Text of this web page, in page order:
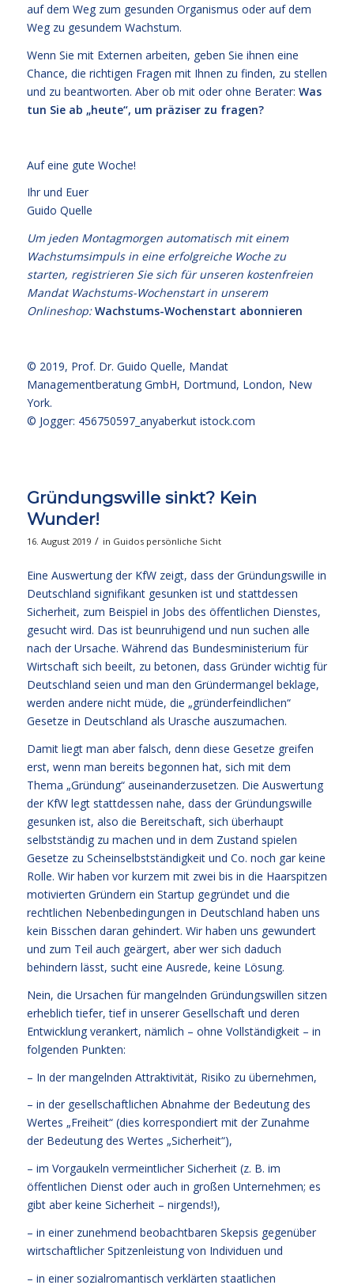
auf dem Weg zum gesunden Organismus oder auf dem
Weg zu gesundem Wachstum.
Wenn Sie mit Externen arbeiten, geben Sie ihnen eine
Chance, die richtigen Fragen mit Ihnen zu finden, zu stellen
und zu beantworten. Aber ob mit oder ohne Berater: Was
tun Sie ab „heute“, um präziser zu fragen?
Auf eine gute Woche!
Ihr und Euer
Guido Quelle
Um jeden Montagmorgen automatisch mit einem
Wachstumsimpuls in eine erfolgreiche Woche zu
starten, registrieren Sie sich für unseren kostenfreien
Mandat Wachstums-Wochenstart in unserem
Onlineshop:Wachstums-Wochenstart abonnieren
© 2019, Prof. Dr. Guido Quelle, Mandat
Managementberatung GmbH, Dortmund, London, New
York.
© Jogger: 456750597_anyaberkut istock.com
Gründungswille sinkt? Kein
Wunder!
16. August 2019 / in Guidos persönliche Sicht
Eine Auswertung der KfW zeigt, dass der Gründungswille in
Deutschland signifikant gesunken ist und stattdessen
Sicherheit, zum Beispiel in Jobs des öffentlichen Dienstes,
gesucht wird. Das ist beunruhigend und nun suchen alle
nach der Ursache. Während das Bundesministerium für
Wirtschaft sich beeilt, zu betonen, dass Gründer wichtig für
Deutschland seien und man den Gründermangel beklage,
werden andere nicht müde, die „gründerfeindlichen“
Gesetze in Deutschland als Urasche auszumachen.
Damit liegt man aber falsch, denn diese Gesetze greifen
erst, wenn man bereits begonnen hat, sich mit dem
Thema „Gründung“ auseinanderzusetzen. Die Auswertung
der KfW legt stattdessen nahe, dass der Gründungswille
gesunken ist, also die Bereitschaft, sich überhaupt
selbstständig zu machen und in dem Zustand spielen
Gesetze zu Scheinselbstständigkeit und Co. noch gar keine
Rolle. Wir haben vor kurzem mit zwei bis in die Haarspitzen
motivierten Gründern ein Startup gegründet und die
rechtlichen Nebenbedingungen in Deutschland haben uns
kein Bisschen daran gehindert. Wir haben uns gewundert
und zum Teil auch geärgert, aber wer sich daduch
behindern lässt, sucht eine Ausrede, keine Lösung.
Nein, die Ursachen für mangelnden Gründungswillen sitzen
erheblich tiefer, tief in unserer Gesellschaft und deren
Entwicklung verankert, nämlich – ohne Vollständigkeit – in
folgenden Punkten:
– In der mangelnden Attraktivität, Risiko zu übernehmen,
– in der gesellschaftlichen Abnahme der Bedeutung des
Wertes „Freiheit“ (dies korrespondiert mit der Zunahme
der Bedeutung des Wertes „Sicherheit“),
– im Vorgaukeln vermeintlicher Sicherheit (z. B. im
öffentlichen Dienst oder auch in großen Unternehmen; es
gibt aber keine Sicherheit – nirgends!),
– in einer zunehmend beobachtbaren Skepsis gegenüber
wirtschaftlicher Spitzenleistung von Individuen und
– in einer sozialromantisch verklärten staatlichen